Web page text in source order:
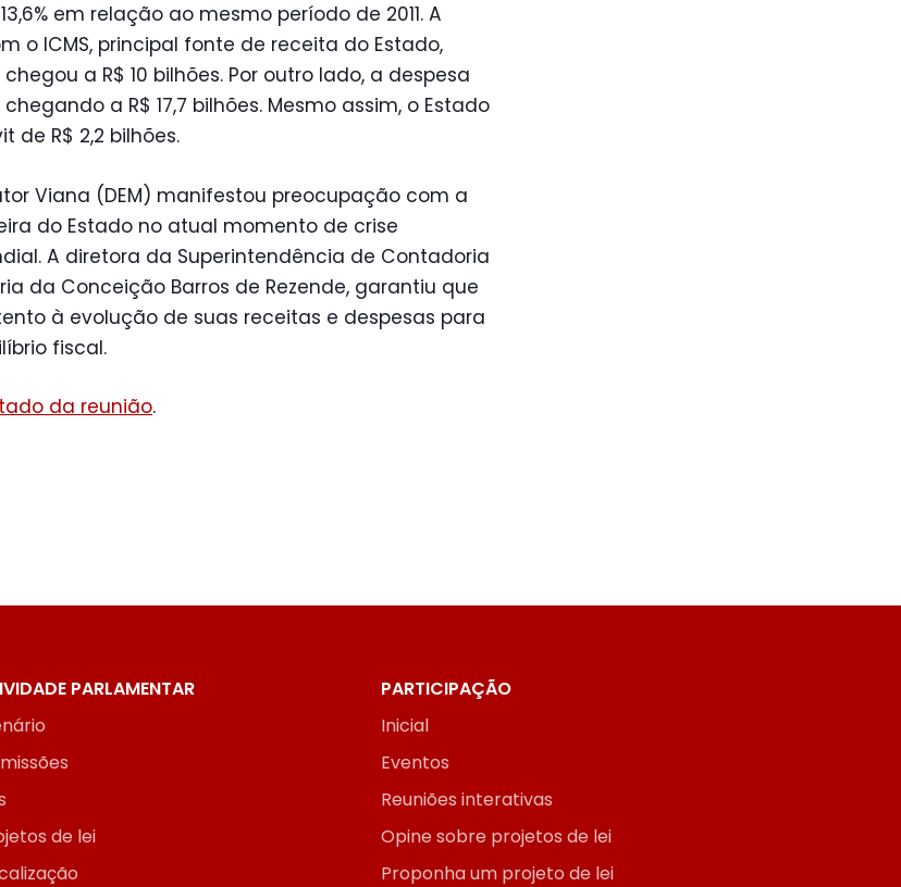
em relação ao mesmo período de 2011. A
o ICMS, principal fonte de receita do Estado,
chegou a R$ 10 bilhões. Por outro lado, a despesa
chegando a R$ 17,7 bilhões. Mesmo assim, o Estado
de R$ 2,2 bilhões.
Viana (DEM) manifestou preocupação com a
do Estado no atual momento de crise
A diretora da Superintendência de Contadoria
da Conceição Barros de Rezende, garantiu que
à evolução de suas receitas e despesas para
fiscal.
da reunião.
PARLAMENTAR
de lei
PARTICIPAÇÃO
Inicial
Eventos
Reuniões interativas
Opine sobre projetos de lei
Proponha um projeto de lei